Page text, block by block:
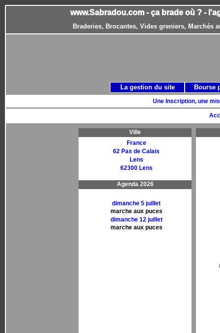
www.Sabradou.com - ça brade où ? -
Braderies, Brocantes, Vides greniers, Marchés
Une Inscription, une
Ville
France
62 Pas de Calais
Lens
62300 Lens
Agenda 2026
dimanche 5 juillet
marche aux puces
dimanche 12 juillet
marche aux puces
La gestion du site Bourse